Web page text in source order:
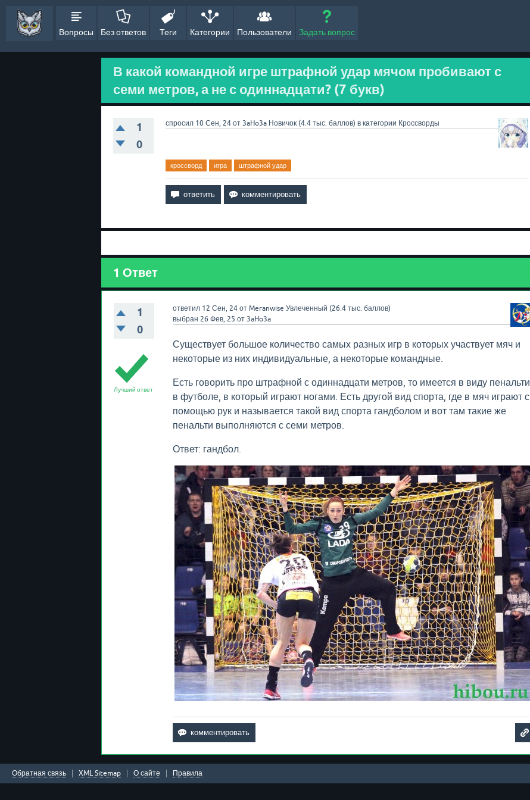
Вопросы Без ответов Теги Категории Пользователи Задать вопрос
В какой командной игре штрафной удар мячом пробивают с
семи метров, а не с одиннадцати? (7 букв)
1
0
спросил 10 Сен, 24 от 3aHo3a Новичок (4.4 тыс. баллов) в категории Кроссворды
кроссворд игра штрафной удар
1 Ответ
1
0
ответил 12 Сен, 24 от Meranwise Увлеченный (26.4 тыс.баллов)
выбран 26 Фев, 25 от 3aHo3a
Лучший ответ
Существует большое количество самых разных игр в которых участвует мяч и
некоторые из них индивидуальные, а некоторые командные.
Есть говорить про штрафной с одиннадцати метров, то имеется в виду пенальти
в футболе, в который играют ногами. Есть другой вид спорта, где в мяч играют с
помощью рук и называется такой вид спорта гандболом и вот там такие же
пенальти выполняются с семи метров.
Ответ: гандбол.
Обратная связь XML Sitemap О сайте Правила